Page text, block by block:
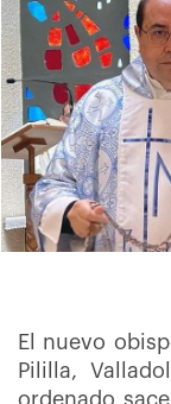
El nuevo
Pililla,
ordenado